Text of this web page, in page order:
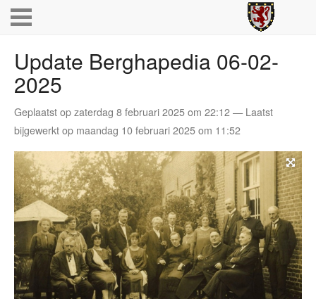
Update Berghapedia 06-02-
2025
Geplaatst op zaterdag 8 februari 2025 om 22:12 — Laatst
bijgewerkt op maandag 10 februari 2025 om 11:52